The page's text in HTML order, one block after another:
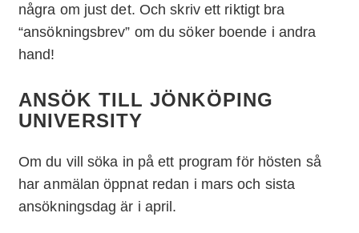
några om just det. Och skriv ett riktigt bra
“ansökningsbrev” om du söker boende i andra
hand!
ANSÖK TILL JÖNKÖPING
UNIVERSITY
Om du vill söka in på ett program för hösten så
har anmälan öppnat redan i mars och sista
ansökningsdag är i april.